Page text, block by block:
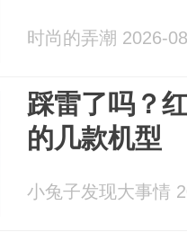
时尚的弄潮 2026-
踩雷了吗？
的几款机型
小兔子发现大事情